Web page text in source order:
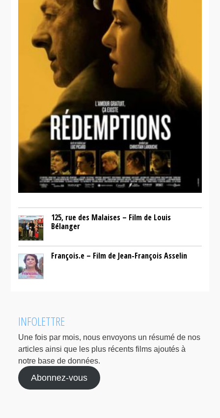
125, rue des Malaises – Film de Louis
Bélanger
François.e – Film de Jean-François Asselin
INFOLETTRE
Une fois par mois, nous envoyons un résumé de nos
articles ainsi que les plus récents films ajoutés à
notre base de données.
Abonnez-vous